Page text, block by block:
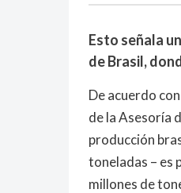
Esto señala
de Brasil,
De acuerdo
de la Asesoría
producción
toneladas – es
millones de